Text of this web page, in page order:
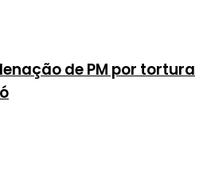
de PM por tortura